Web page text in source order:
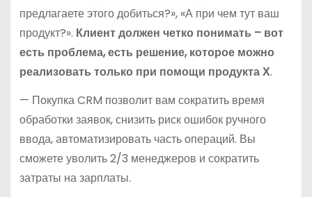
предлагаете этого добиться?», «А при чем тут ваш
продукт?». Клиент должен четко понимать – вот
есть проблема, есть решение, которое можно
реализовать только при помощи продукта Х.
— Покупка CRM позволит вам сократить время
обработки заявок, снизить риск ошибок ручного
ввода, автоматизировать часть операций. Вы
сможете уволить 2/3 менеджеров и сократить
затраты на зарплаты.